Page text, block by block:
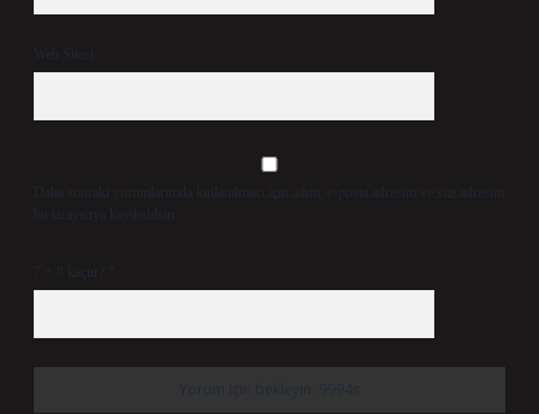
Web Sitesi
Daha sonraki yorumlarımda kullanılması için adım, e-posta adresim ve site adresim
bu tarayıcıya kaydedilsin.
7 + 8 kaçtır? *